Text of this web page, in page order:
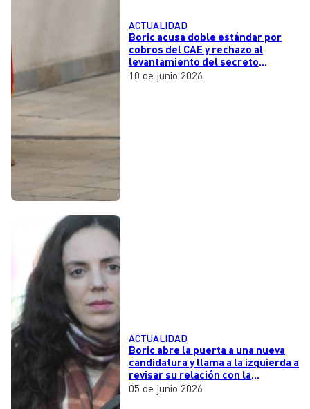
Entretención y Cultura
Dato en Pauta Señal 2
Contenido Patrocinado
ACTUALIDAD
Boric acusa doble estándar por
cobros del CAE y rechazo al
levantamiento del secreto
bancario
10 de junio 2026
ACTUALIDAD
Boric abre la puerta a una nueva
candidatura y llama a la izquierda a
revisar su relación con la
seguridad
05 de junio 2026